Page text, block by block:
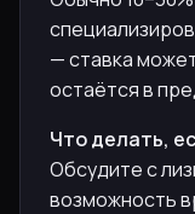
— ставка
остаётся в
Что делать,
Обсудите с
возможность